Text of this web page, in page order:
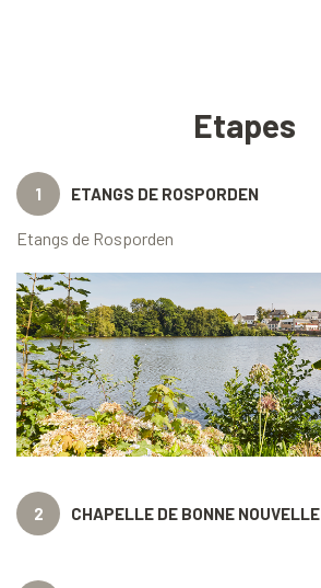
Etapes
1 ETANGS DE ROSPORDEN
Etangs de Rosporden
2 CHAPELLE DE BONNE NOUVELLE